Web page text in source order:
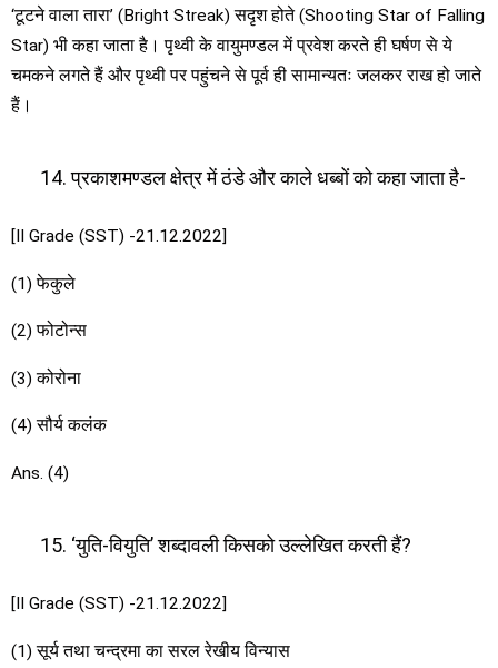
‘टूटने वाला तारा’ (Bright Streak) सदृश होते (Shooting Star of Falling
Star) भी कहा जाता है। पृथ्वी के वायुमण्डल में प्रवेश करते ही घर्षण से ये
चमकने लगते हैं और पृथ्वी पर पहुंचने से पूर्व ही सामान्यतः जलकर राख हो जाते
हैं।
प्रकाशमण्डल क्षेत्र में ठंडे और काले धब्बों को कहा जाता है-
[II Grade (SST) -21.12.2022]
(1) फेकुले
(2) फोटोन्स
(3) कोरोना
(4) सौर्य कलंक
Ans. (4)
‘युति-वियुति’ शब्दावली किसको उल्लेखित करती हैं?
[II Grade (SST) -21.12.2022]
(1) सूर्य तथा चन्द्रमा का सरल रेखीय विन्यास